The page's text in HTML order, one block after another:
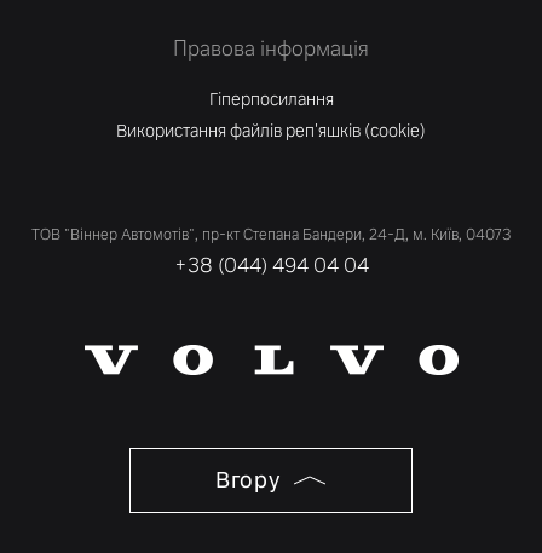
Правова інформація
Гіперпосилання
Використання файлів реп'яшків (cookie)
ТОВ "Віннер Автомотів", пр-кт Степана Бандери, 24-Д, м. Київ, 04073
+38 (044) 494 04 04
Вгору